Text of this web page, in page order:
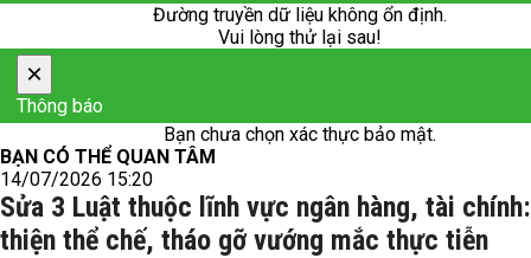
Đường truyền dữ liệu không ổn định.
Vui lòng thử lại sau!
×
Thông báo
Bạn chưa chọn xác thực bảo mật.
BẠN CÓ THỂ QUAN TÂM
14/07/2026 15:20
Sửa 3 Luật thuộc lĩnh vực ngân hàng, tài
thiện thể chế, tháo gỡ vướng mắc thực tiễn